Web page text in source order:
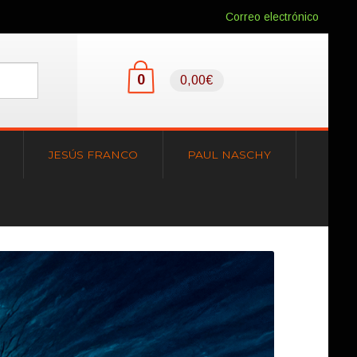
Correo electrónico
0 0,00€
JESÚS FRANCO PAUL NASCHY